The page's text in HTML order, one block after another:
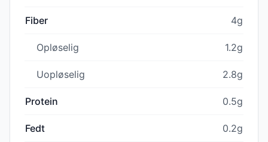
Fiber 4g
Opløselig 1.2g
Uopløselig 2.8g
Protein 0.5g
Fedt 0.2g